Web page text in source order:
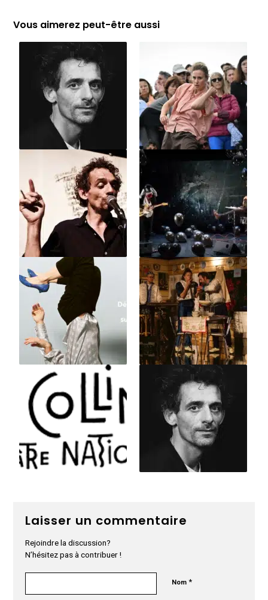
Vous aimerez peut-être aussi
Laisser un commentaire
Rejoindre la discussion?
N’hésitez pas à contribuer !
Nom*